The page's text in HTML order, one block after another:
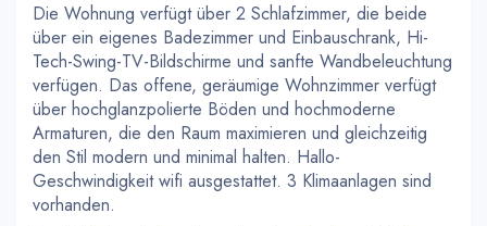
Die Wohnung verfügt über 2 Schlafzimmer, die beide
über ein eigenes Badezimmer und Einbauschrank, Hi-
Tech-Swing-TV-Bildschirme und sanfte Wandbeleuchtung
verfügen. Das offene, geräumige Wohnzimmer verfügt
über hochglanzpolierte Böden und hochmoderne
Armaturen, die den Raum maximieren und gleichzeitig
den Stil modern und minimal halten. Hallo-
Geschwindigkeit wifi ausgestattet. 3 Klimaanlagen sind
vorhanden.